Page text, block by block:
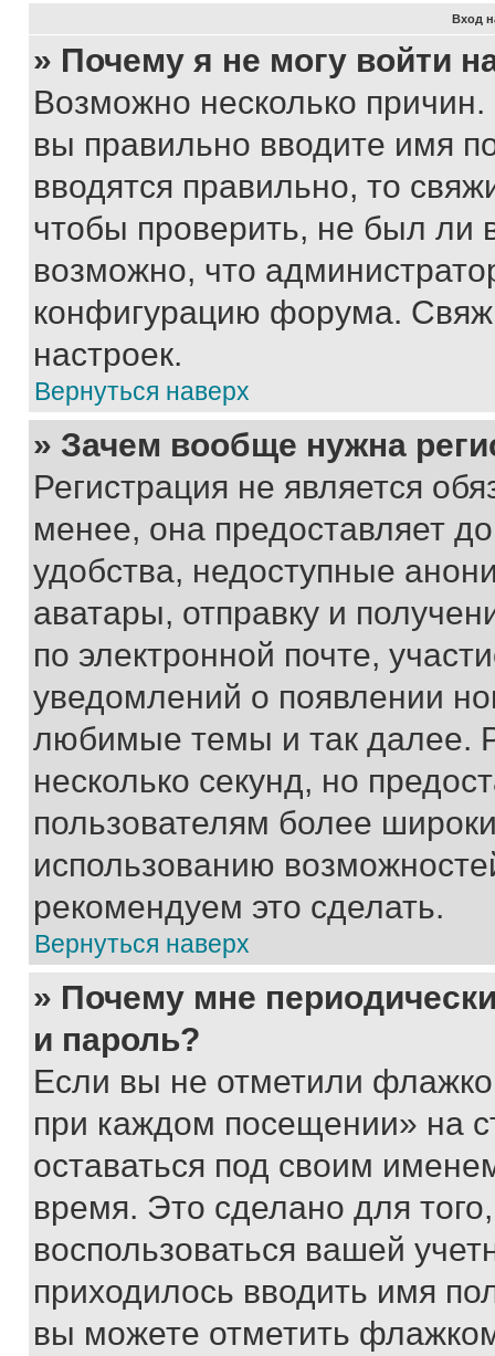
Вход
» Почему я не могу войти
Возможно несколько
вы правильно вводите имя
вводятся правильно, то
чтобы проверить, не был ли
возможно, что
конфигурацию форума.
настроек.
Вернуться наверх
» Зачем вообще нужна
Регистрация не является
менее, она предоставляет
удобства, недоступные
аватары, отправку и
по электронной почте,
уведомлений о появлении
любимые темы и так далее.
несколько секунд, но
пользователям более
использованию
рекомендуем это сделать.
Вернуться наверх
» Почему мне
и пароль?
Если вы не отметили
при каждом посещении» на
оставаться под своим
время. Это сделано для
воспользоваться вашей
приходилось вводить имя
вы можете отметить